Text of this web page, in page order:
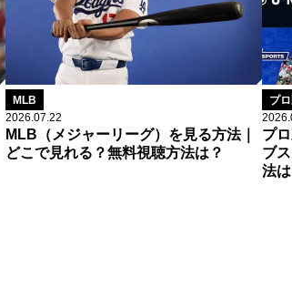
MLB
2026.07.22
MLB（メジャーリーグ）を見る方法｜
どこで見れる？無料視聴方法は？
プ
プ
ブ
法は